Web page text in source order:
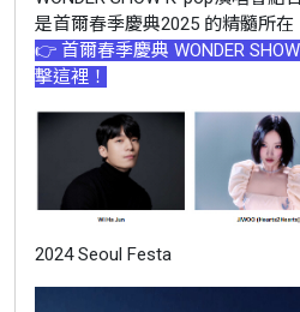
是首爾春季慶典2025 的精髓所在
👉 首爾春季慶典 WONDER
擊這裡！
2024 Seoul Festa